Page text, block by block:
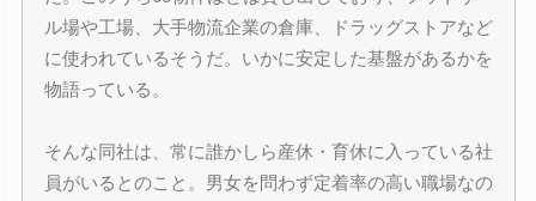
ル場や工場、大手物流企業の倉庫、ドラッグストアなど
に使われているそうだ。いかに安定した基盤があるかを
物語っている。
そんな同社は、常に誰かしら産休・育休に入っている社
員がいるとのこと。男女を問わず定着率の高い職場なの